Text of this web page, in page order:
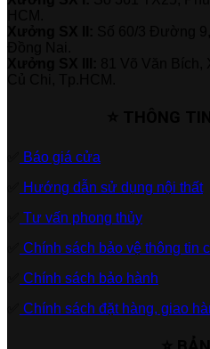
Báo giá cửa
Hướng dẫn sử dụng nội thất
Tư vấn phong thủy
Chính sách bảo vệ thông tin
Chính sách bảo hành
Chính sách đặt hàng, giao